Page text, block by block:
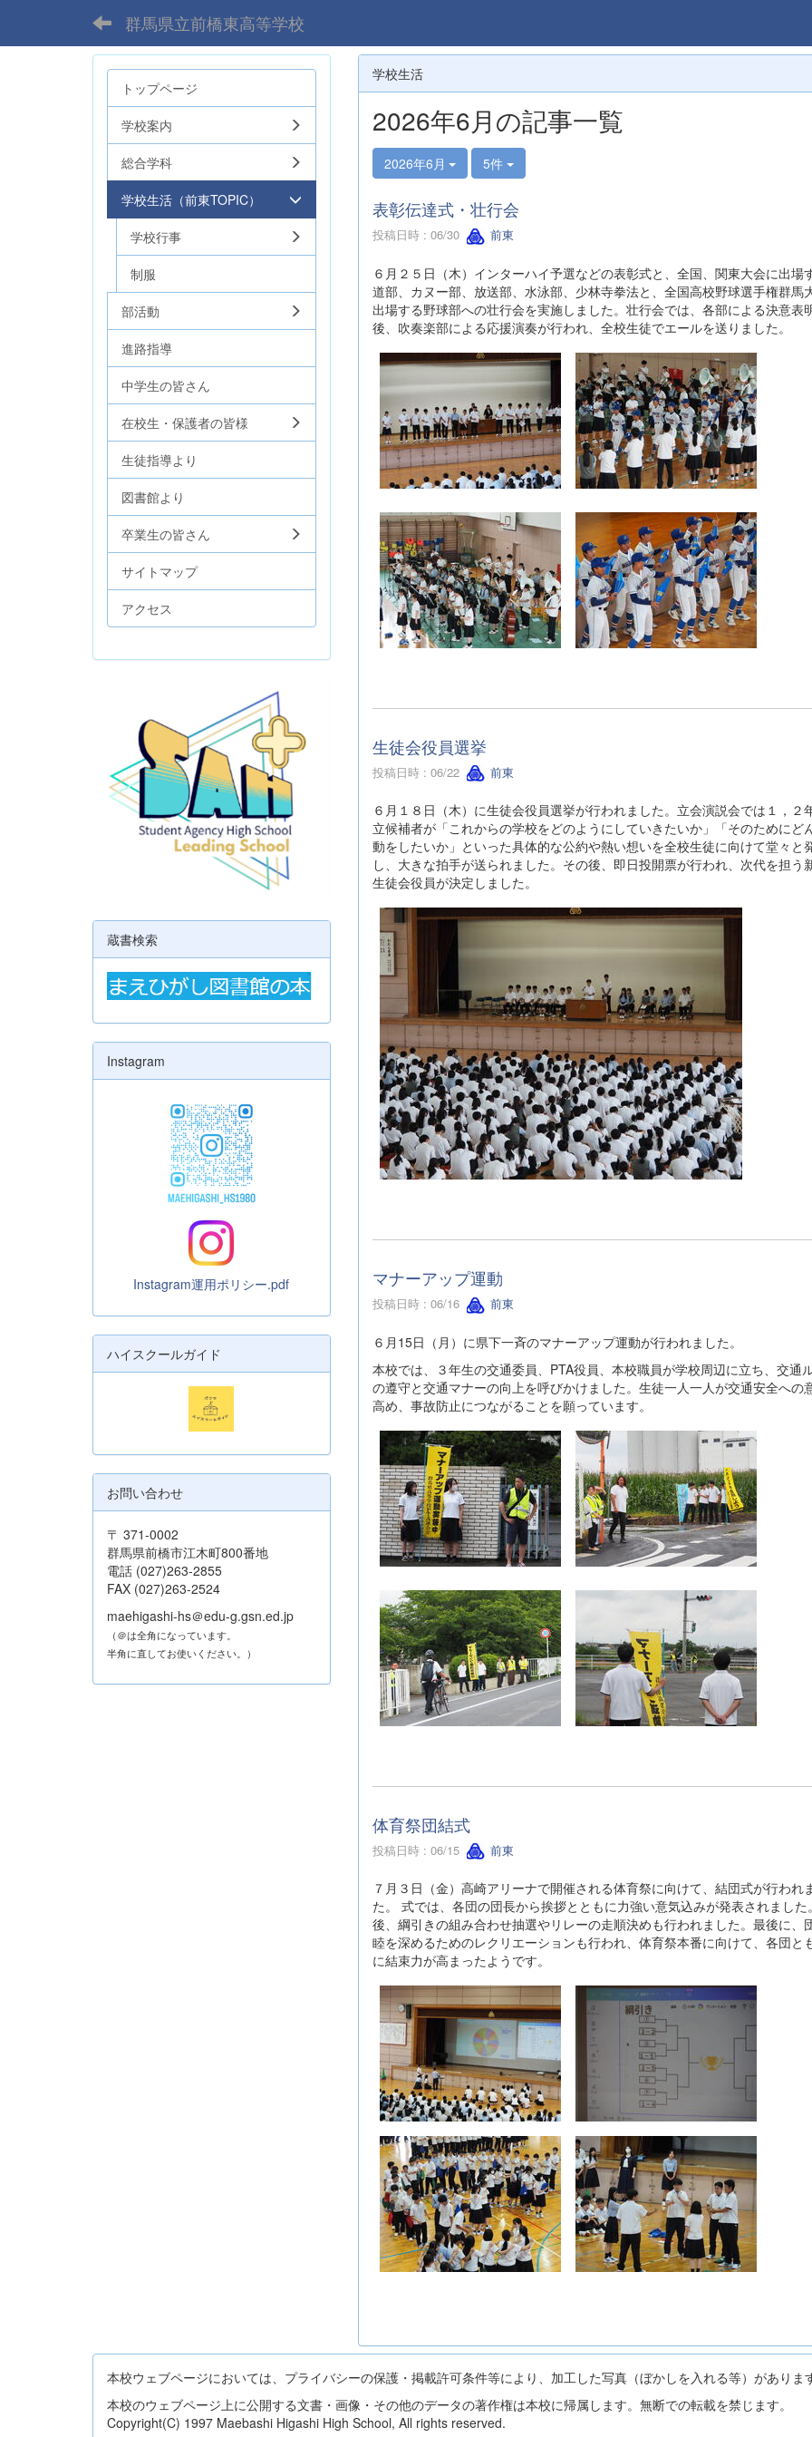
群馬県立前橋東高等学校
学校生活
2026年6月の記事一覧
2026年6月 5件
表彰伝達式・壮行会
投稿日時 : 06/30 前東
６月２５日（木）インターハイ予選などの表彰式と、全国、関東大会に出場
道部、カヌー部、放送部、水泳部、少林寺拳法と、全国高校野球選手権群馬
出場する野球部への壮行会を実施しました。壮行会では、各部による決意表
後、吹奏楽部による応援演奏が行われ、全校生徒でエールを送りました。
生徒会役員選挙
投稿日時 : 06/22 前東
６月１８日（木）に生徒会役員選挙が行われました。立会演説会では１，２
立候補者が「これからの学校をどのようにしていきたいか」「そのためにど
動をしたいか」といった具体的な公約や熱い想いを全校生徒に向けて堂々と
し、大きな拍手が送られました。その後、即日投開票が行われ、次代を担う
生徒会役員が決定しました。
マナーアップ運動
投稿日時 : 06/16 前東
６月15日（月）に県下一斉のマナーアップ運動が行われました。
本校では、３年生の交通委員、PTA役員、本校職員が学校周辺に立ち、交通
の遵守と交通マナーの向上を呼びかけました。生徒一人一人が交通安全への
高め、事故防止につながることを願っています。
体育祭団結式
投稿日時 : 06/15 前東
７月３日（金）高崎アリーナで開催される体育祭に向けて、結団式が行われ
た。 式では、各団の団長から挨拶とともに力強い意気込みが発表されました
後、綱引きの組み合わせ抽選やリレーの走順決めも行われました。最後に、
睦を深めるためのレクリエーションも行われ、体育祭本番に向けて、各団と
に結束力が高まったようです。
トップページ
学校案内
総合学科
学校生活（前東TOPIC）
学校行事
制服
部活動
進路指導
中学生の皆さん
在校生・保護者の皆様
生徒指導より
図書館より
卒業生の皆さん
サイトマップ
アクセス
蔵書検索
Instagram
Instagram運用ポリシー.pdf
ハイスクールガイド
お問い合わせ
〒 371-0002
群馬県前橋市江木町800番地
電話 (027)263-2855
FAX (027)263-2524
maehigashi-hs＠edu-g.gsn.ed.jp
（＠は全角になっています。
半角に直してお使いください。）
本校ウェブページにおいては、プライバシーの保護・掲載許可条件等により、加工した写真（ぼかしを入れる等）がありま
本校のウェブページ上に公開する文書・画像・その他のデータの著作権は本校に帰属します。無断での転載を禁じます。
Copyright(C) 1997 Maebashi Higashi High School, All rights reserved.